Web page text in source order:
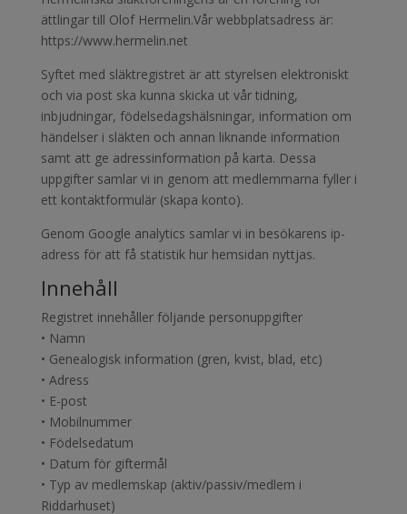
ättlingar till Olof Hermelin.Vår webbplatsadress är:
https://www.hermelin.net
Syftet med släktregistret är att styrelsen elektroniskt
och via post ska kunna skicka ut vår tidning,
inbjudningar, födelsedagshälsningar, information om
händelser i släkten och annan liknande information
samt att ge adressinformation på karta. Dessa
uppgifter samlar vi in genom att medlemmarna fyller i
ett kontaktformulär (skapa konto).
Genom Google analytics samlar vi in besökarens ip-
adress för att få statistik hur hemsidan nyttjas.
Innehåll
Registret innehåller följande personuppgifter
• Namn
• Genealogisk information (gren, kvist, blad, etc)
• Adress
• E-post
• Mobilnummer
• Födelsedatum
• Datum för giftermål
• Typ av medlemskap (aktiv/passiv/medlem i
Riddarhuset)